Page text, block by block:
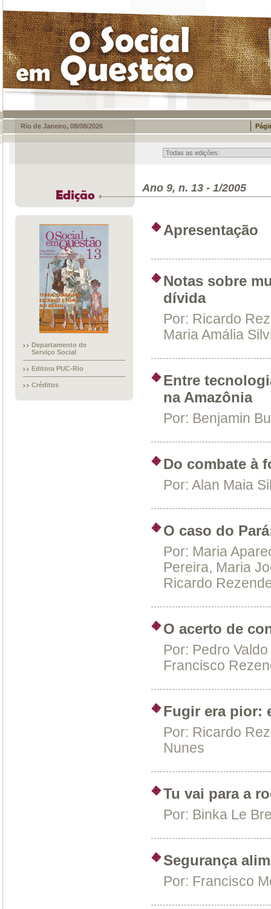
Rio de Janeiro, 08/08/2026
Ano 9, n. 13 - 1/2005
Edição
Departamento de
Serviço Social
Editora PUC-Rio
Créditos
Apresentação
Notas sobre
dívida
Por: Ricardo
Maria Amália
Entre
na Amazônia
Por: Benjamin
Do combate à
Por: Alan Maia
O caso do
Por: Maria
Pereira, Maria
Ricardo
O acerto de
Por: Pedro
Francisco
Fugir era pior:
Por: Ricardo
Nunes
Tu vai para a
Por: Binka Le
Segurança
Por: Francisco